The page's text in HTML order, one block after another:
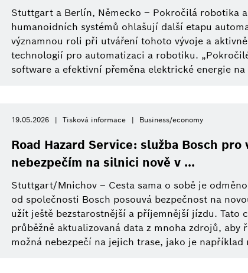
Business/economy Working at
Výzkum Byznys a
Automatizovaná mobilita Průmysl 4.0
Sensortec
Bosch Česká republika
Tento týden
Minulý týden
Tento měsíc
Press Kit Tisková
Zavřít filtry
Stuttgart a Berlín, Německo – Pokročilá robotika
humanoidních systémů ohlašují další etapu
významnou roli při utváření tohoto vývoje a
technologií pro automatizaci a robotiku.
software a efektivní přeměna elektrické energie
19.05.2026 Tisková informace Business/economy
Road Hazard Service: služba Bosch pro
nebezpečím na silnici nově v ...
Stuttgart/Mnichov – Cesta sama o sobě je
od společnosti Bosch posouvá bezpečnost na
užít ještě bezstarostnější a příjemnější jízdu. Tato
průběžně aktualizovaná data z mnoha zdrojů,
možná nebezpečí na jejich trase, jako je